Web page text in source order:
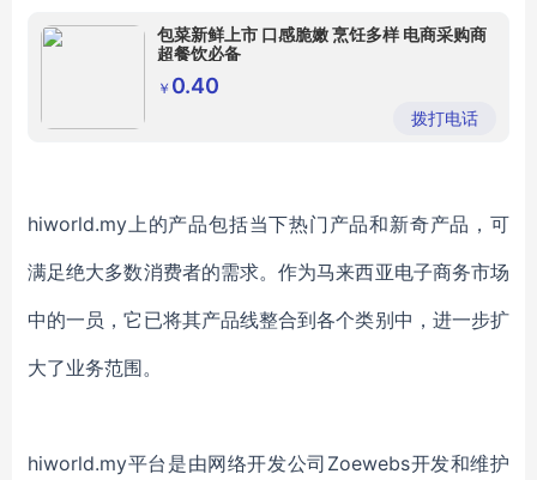
包菜新鲜上市 口感脆嫩 烹饪多样 电商采购商
超餐饮必备
￥ 0.40
拨打电话
hiworld.my上的产品包括当下热门 产品和新奇产品，可
满足绝大多数消费者的需求。作为马来西亚电子商务市场
中的一员 ，它已将其产品线整合到各个类别中，进一步扩
大了业务范围。
hiworld.my平台 是由网络开发公司 Zoewebs开发和维护